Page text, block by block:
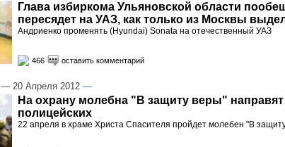
Глава избиркома Ульяновской области
пересядет на УАЗ, как только из Москвы
Андриенко променять (Hyundai) Sonata на отечественный УАЗ
466 оставить комментарий
— 20 Апреля 2012 —
На охрану молебна "В защиту веры" направят
полицейских
22 апреля в храме Христа Спасителя пройдет молебен "В